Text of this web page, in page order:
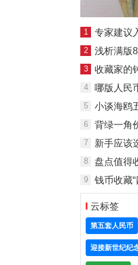
1 专家建议
2 浅析满版
3 收藏家的
4 哪版人民
5 小谈海鸥
6 背绿一角
7 新手应该
8 盘点值得
9 钱币收藏
云标签
第五套人民币
迎接新世纪纪